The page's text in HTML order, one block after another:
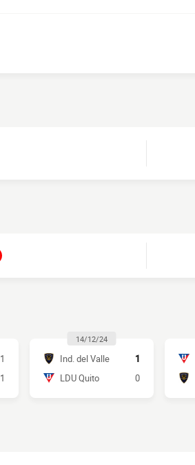
1
1
14/12/24
Ind. del Valle
1
LDU Quito
0